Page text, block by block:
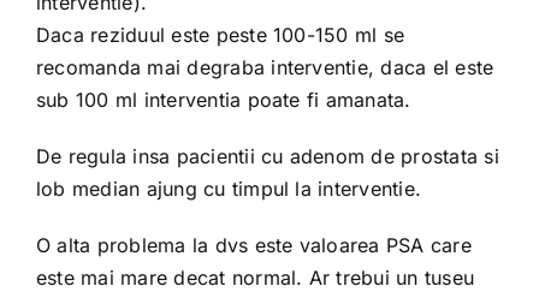
Daca reziduul este peste 100-150 ml se
recomanda mai degraba interventie, daca el este
sub 100 ml interventia poate fi amanata.
De regula insa pacientii cu adenom de prostata si
lob median ajung cu timpul la interventie.
O alta problema la dvs este valoarea PSA care
este mai mare decat normal. Ar trebui un tuseu